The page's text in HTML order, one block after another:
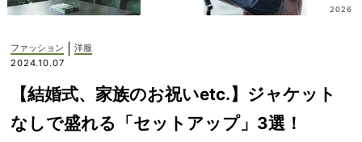
記憶
に一
生残
で大
スト
2026
ファッション
洋服
2024.10.07
【結婚式、家族のお祝いetc.】ジャケット
なしで盛れる「セットアップ」3選！